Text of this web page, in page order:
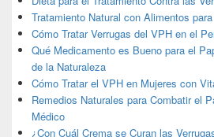
Tratamiento Natural con Alimentos
Cómo Tratar Verrugas del VPH en el
Qué Medicamento es Bueno para el
de la Naturaleza
Cómo Tratar el VPH en Mujeres con
Remedios Naturales para Combatir el
Médico
¿Con Cuál Crema se Curan las